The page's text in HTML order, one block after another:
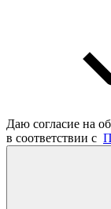
Даю согласие на
в соответствии с